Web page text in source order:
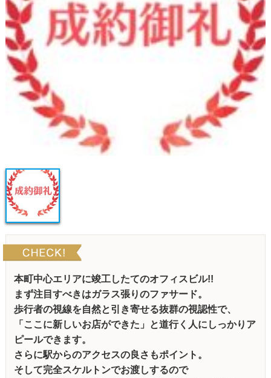
本町中心エリアに竣工したてのオフィスビル!!
まず注目すべきはガラス張りのファサード。
歩行者の視線を自然と引き寄せる抜群の視認性で、
「ここに新しいお店ができた」と道行く人にしっかりア
ピールできます。
さらに駅からのアクセスの良さもポイント。
そして完全スケルトンでお渡しするので